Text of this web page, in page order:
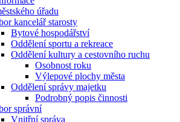
úřadu
kancelář starosty
Bytové hospodářství
Oddělení sportu a rekreace
Oddělení kultury a cestovního ruchu
Osobnost roku
Výlepové plochy města
Oddělení správy majetku
Podrobný popis činnosti
správní
Vnitřní správa